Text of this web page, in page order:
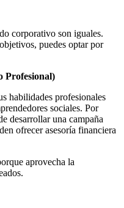
corporativo son iguales.
puedes optar por
Profesional)
habilidades profesionales
sociales. Por
desarrollar una campaña
ofrecer asesoría financiera
aprovecha la